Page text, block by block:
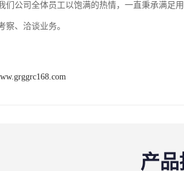
们公司全体员工以饱满的热情，一直秉承满足
察、洽谈业务。
产